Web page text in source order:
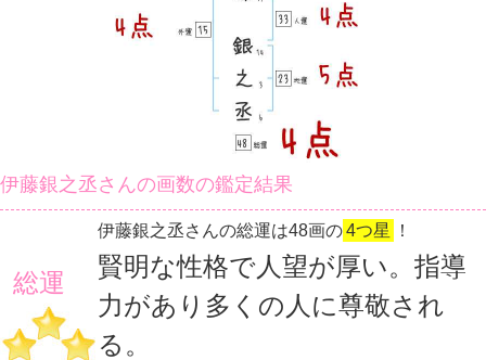
伊藤銀之丞さんの画数の鑑定結果
総運
伊藤銀之丞さんの総運は48画の4つ星 ！
賢明な性格で人望が厚い。指導
力があり多くの人に尊敬され
る。